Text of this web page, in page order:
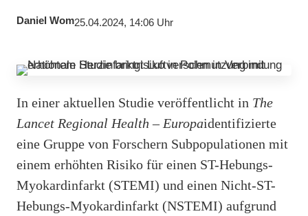
Daniel Wom25.04.2024, 14:06 Uhr
In einer aktuellen Studie veröffentlicht in The
Lancet Regional Health – Europaidentifizierte
eine Gruppe von Forschern Subpopulationen mit
einem erhöhten Risiko für einen ST-Hebungs-
Myokardinfarkt (STEMI) und einen Nicht-ST-
Hebungs-Myokardinfarkt (NSTEMI) aufgrund